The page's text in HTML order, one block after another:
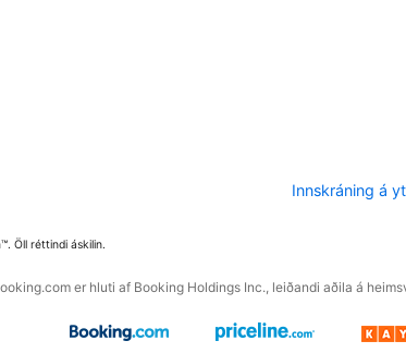
Innskráning á
Öll réttindi áskilin.
er hluti af Booking Holdings Inc., leiðandi aðila á